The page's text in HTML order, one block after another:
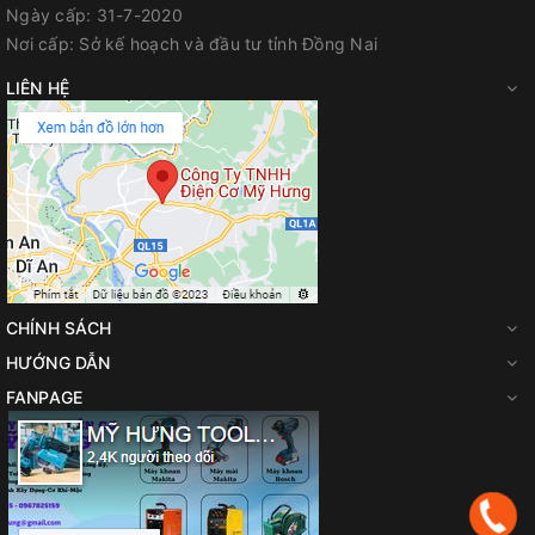
Ngày cấp: 31-7-2020
Nơi cấp: Sở kế hoạch và đầu tư tỉnh Đồng Nai
LIÊN HỆ
CHÍNH SÁCH
HƯỚNG DẪN
FANPAGE